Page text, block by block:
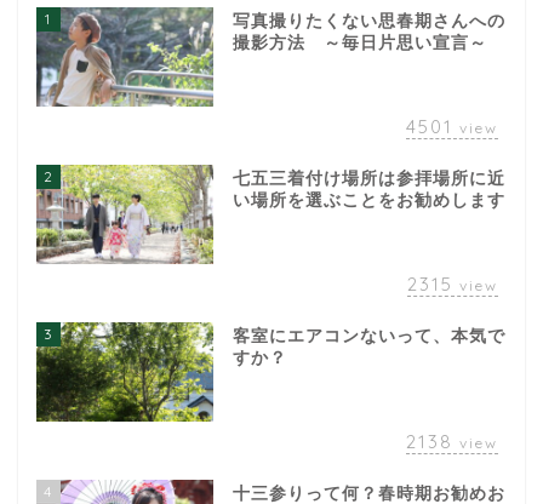
1
写真撮りたくない思春期さんへの
撮影方法 ～毎日片思い宣言～
4501 view
2
七五三着付け場所は参拝場所に近
い場所を選ぶことをお勧めします
2315 view
3
客室にエアコンないって、本気で
すか？
2138 view
4
十三参りって何？春時期お勧めお